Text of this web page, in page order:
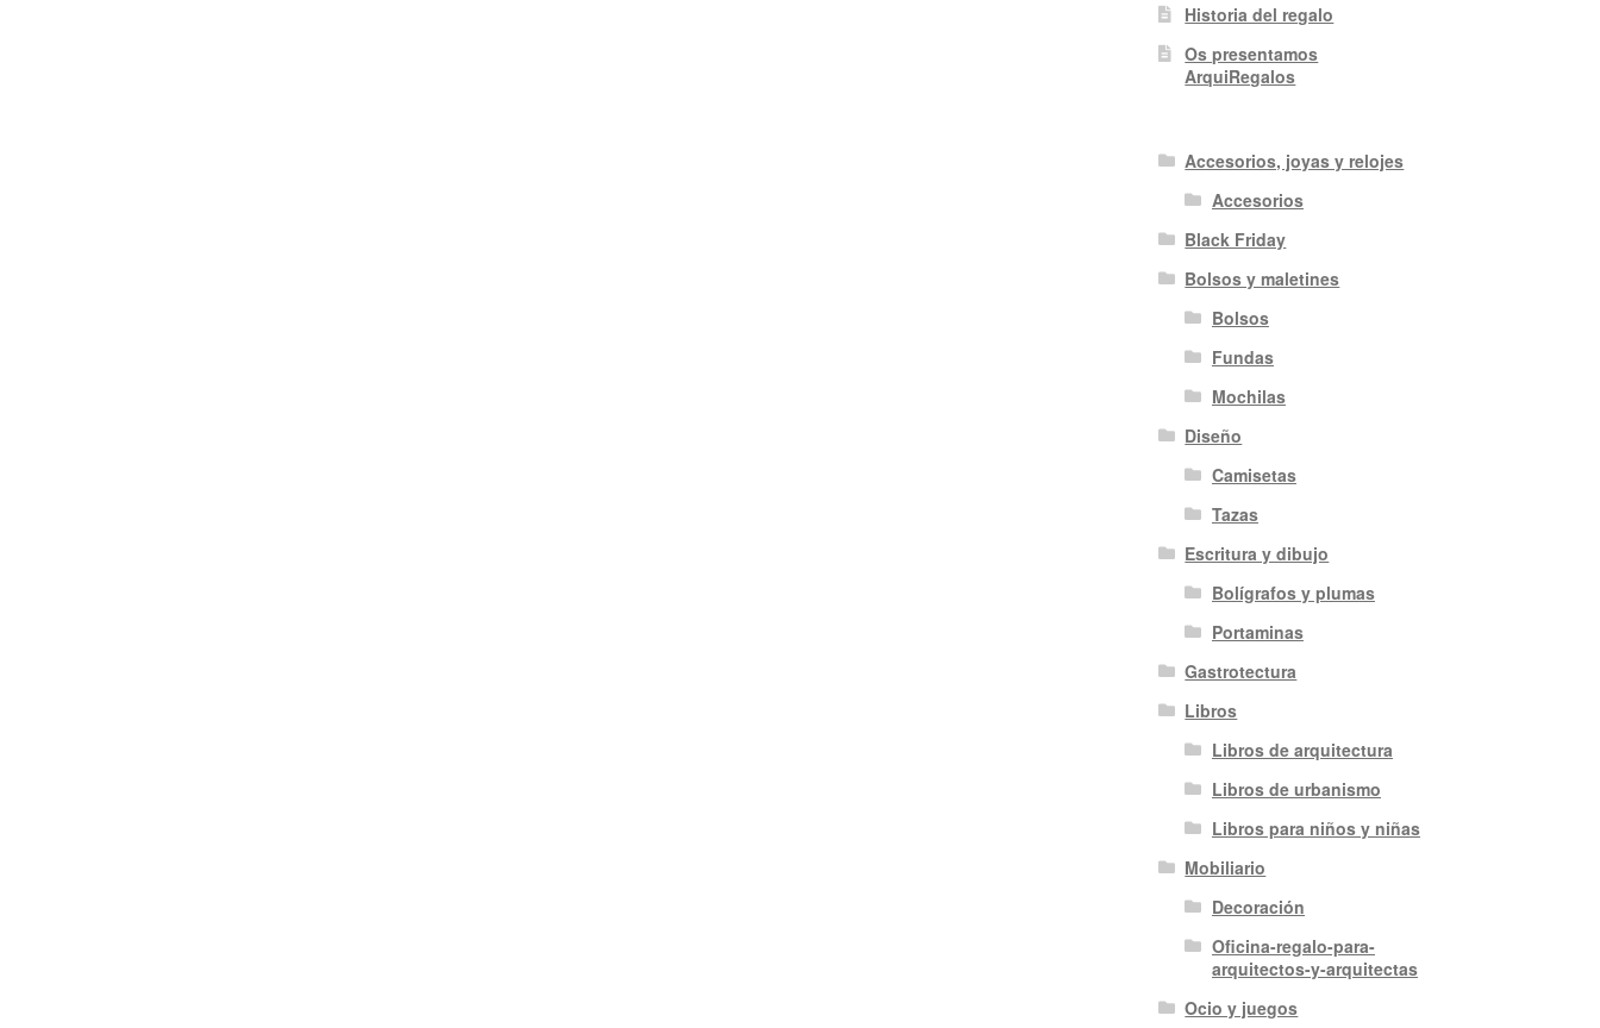
Historia del regalo
Os presentamos
ArquiRegalos
Accesorios, joyas y relojes
Accesorios
Black Friday
Bolsos y maletines
Bolsos
Fundas
Mochilas
Diseño
Camisetas
Tazas
Escritura y dibujo
Bolígrafos y plumas
Portaminas
Gastrotectura
Libros
Libros de arquitectura
Libros de urbanismo
Libros para niños y niñas
Mobiliario
Decoración
Oficina-regalo-para-
arquitectos-y-arquitectas
Ocio y juegos